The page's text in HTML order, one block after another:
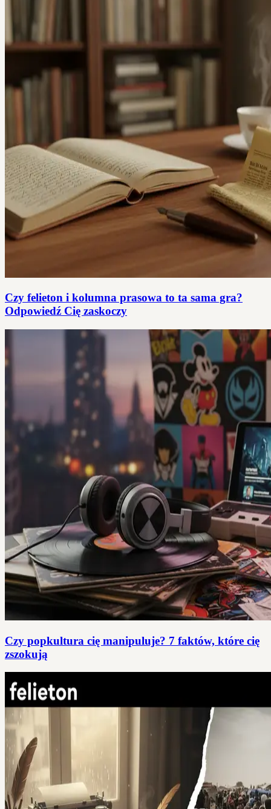
Czy felieton i kolumna prasowa to ta sama gra?
Odpowiedź Cię zaskoczy
Czy popkultura cię manipuluje? 7 faktów, które cię
zszokują